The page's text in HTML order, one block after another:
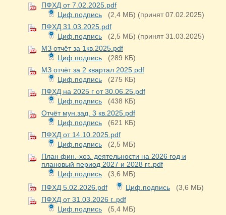
ПФХД от 7.02.2025.pdf
Циф.подпись
(2,4 МБ) (принят 07.02.2025)
ПФХД 31.03.2025.pdf
Циф.подпись
(2,5 МБ) (принят 31.03.2025)
МЗ отчёт за 1кв.2025.pdf
Циф.подпись
(289 КБ)
МЗ отчёт за 2 квартал 2025.pdf
Циф.подпись
(275 КБ)
ПФХД на 2025 г от 30.06.25.pdf
Циф.подпись
(438 КБ)
Отчёт мун.зад. 3 кв.2025.pdf
Циф.подпись
(621 КБ)
ПФХД от 14.10.2025.pdf
Циф.подпись
(2,5 МБ)
План фин.-хоз. деятельности на 2026 год и
плановый период 2027 и 2028 гг..pdf
Циф.подпись
(3,6 МБ)
ПФХД 5.02.2026.pdf
Циф.подпись
(3,6 МБ)
ПФХД от 31.03.2026 г..pdf
Циф.подпись
(5,4 МБ)